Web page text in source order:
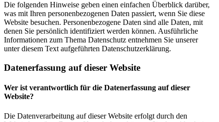
Die folgenden Hinweise geben einen einfachen Überblick darüber,
was mit Ihren personenbezogenen Daten passiert, wenn Sie diese
Website besuchen. Personenbezogene Daten sind alle Daten, mit
denen Sie persönlich identifiziert werden können. Ausführliche
Informationen zum Thema Datenschutz entnehmen Sie unserer
unter diesem Text aufgeführten Datenschutzerklärung.
Datenerfassung auf dieser Website
Wer ist verantwortlich für die Datenerfassung auf dieser
Website?
Die Datenverarbeitung auf dieser Website erfolgt durch den